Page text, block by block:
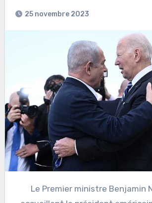
25 novembre 2023
Le Premier ministre Benjamin Netanyahu